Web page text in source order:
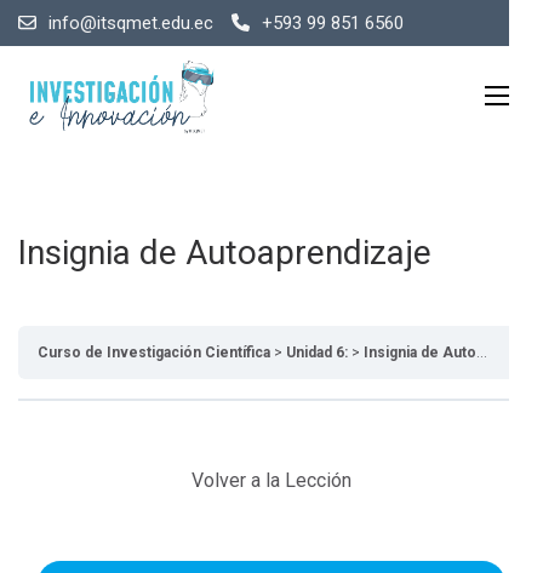
info@itsqmet.edu.ec +593 99 851 6560
Insignia de Autoaprendizaje
Curso de Investigación Científica Unidad 6: Insignia de Autoaprendizaje
Volver a la Lección